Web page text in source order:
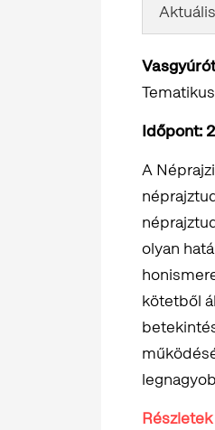
Időpont:
A
olyan
kötetből